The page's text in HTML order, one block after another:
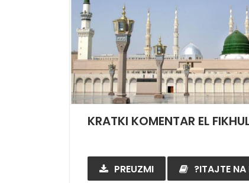
KRATKI KOMENTAR EL
PREUZMI ?ITAJTE NA